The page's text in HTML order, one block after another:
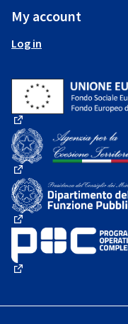
My account
Log in
(External link)
(External link)
(External link)